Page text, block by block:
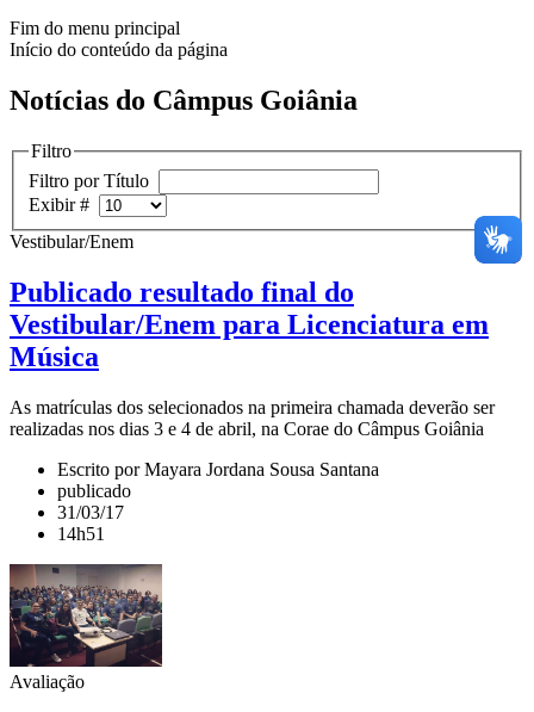
Fim do menu principal
Início do conteúdo da página
Notícias do Câmpus Goiânia
Filtro
Filtro por Título
Exibir #
Vestibular/Enem
Publicado resultado final do
Vestibular/Enem para Licenciatura em
Música
As matrículas dos selecionados na primeira chamada deverão ser
realizadas nos dias 3 e 4 de abril, na Corae do Câmpus Goiânia
Escrito por Mayara Jordana Sousa Santana
publicado
31/03/17
14h51
Avaliação